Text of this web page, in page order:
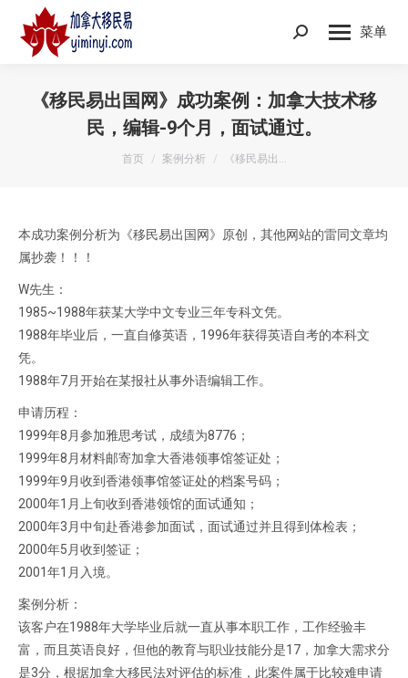
菜单
Search:
《移民易出国网》成功案例：加拿大技术移
民，编辑-9个月，面试通过。
您在这里：
首页 案例分析 《移民易出…
本成功案例分析为《移民易出国网》原创，其他网站的雷同文章均
属抄袭！！！
W先生：
1985~1988年获某大学中文专业三年专科文凭。
1988年毕业后，一直自修英语，1996年获得英语自考的本科文
凭。
1988年7月开始在某报社从事外语编辑工作。
申请历程：
1999年8月参加雅思考试，成绩为8776；
1999年8月材料邮寄加拿大香港领事馆签证处；
1999年9月收到香港领事馆签证处的档案号码；
2000年1月上旬收到香港领馆的面试通知；
2000年3月中旬赴香港参加面试，面试通过并且得到体检表；
2000年5月收到签证；
2001年1月入境。
案例分析：
该客户在1988年大学毕业后就一直从事本职工作，工作经验丰
富，而且英语良好，但他的教育与职业技能分是17，加拿大需求分
是3分，根据加拿大移民法对评估的标准，此案件属于比较难申请